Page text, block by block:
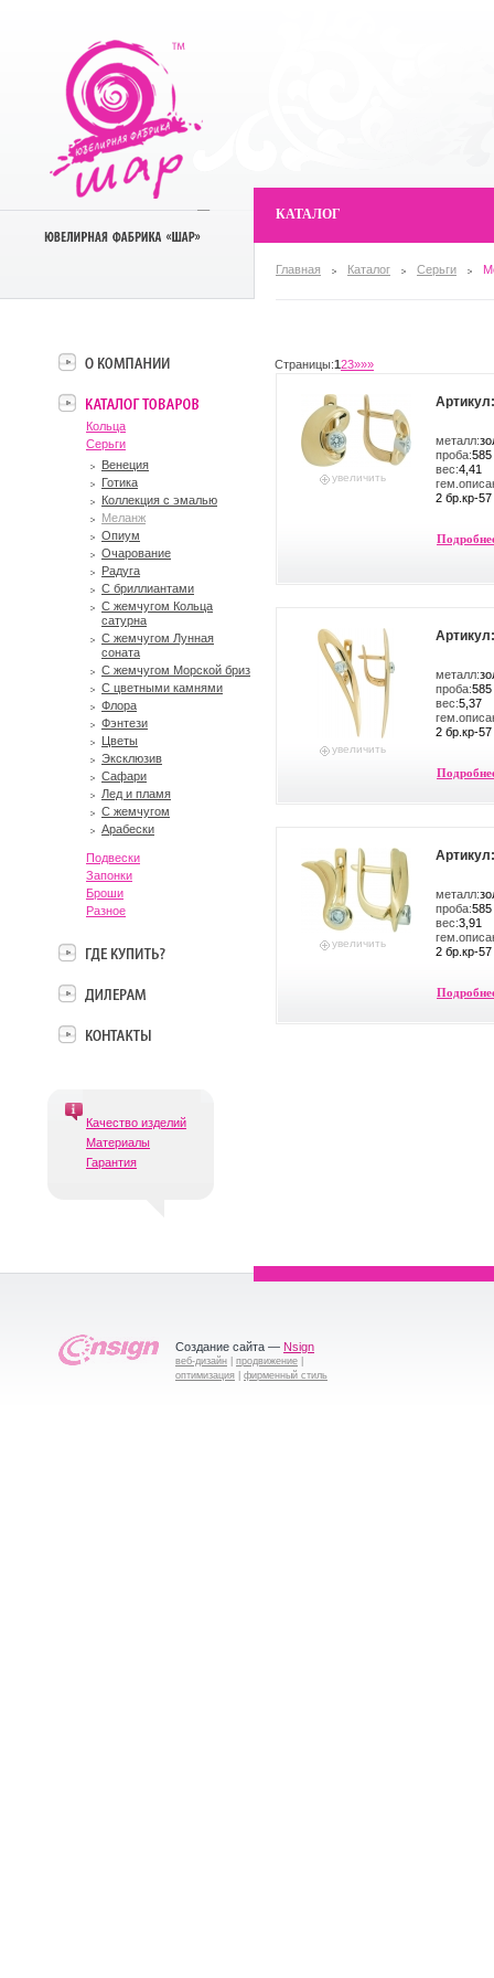
КАТАЛОГ
Главная Каталог Серьги
Кольца
Серьги
Венеция
Готика
Коллекция с эмалью
Меланж
Опиум
Очарование
Радуга
С бриллиантами
С жемчугом Кольца
сатурна
С жемчугом Лунная
соната
С жемчугом Морской бриз
С цветными камнями
Флора
Фэнтези
Цветы
Эксклюзив
Сафари
Лед и пламя
С жемчугом
Арабески
Подвески
Запонки
Броши
Разное
Качество изделий
Материалы
Гарантия
Страницы:123»»»
увеличить
металл:
проба:585
вес:4,41
2 бр.кр-
увеличить
металл:
проба:585
вес:5,37
2 бр.кр-
увеличить
металл:
проба:585
вес:3,91
2 бр.кр-
Создание сайта — Nsign
веб-дизайн продвижение
оптимизация
фирменный стиль